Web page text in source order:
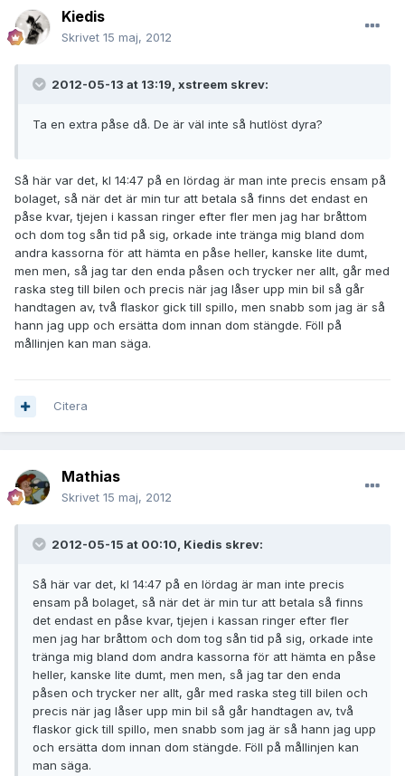
Kiedis
Skrivet 15 maj, 2012
2012-05-13 at 13:19, xstreem skrev:
Ta en extra påse då. De är väl inte så hutlöst dyra?
Så här var det, kl 14:47 på en lördag är man inte precis ensam på
bolaget, så när det är min tur att betala så finns det endast en
påse kvar, tjejen i kassan ringer efter fler men jag har bråttom
och dom tog sån tid på sig, orkade inte tränga mig bland dom
andra kassorna för att hämta en påse heller, kanske lite dumt,
men men, så jag tar den enda påsen och trycker ner allt, går med
raska steg till bilen och precis när jag låser upp min bil så går
handtagen av, två flaskor gick till spillo, men snabb som jag är så
hann jag upp och ersätta dom innan dom stängde. Föll på
mållinjen kan man säga.
Citera
Mathias
Skrivet 15 maj, 2012
2012-05-15 at 00:10, Kiedis skrev:
Så här var det, kl 14:47 på en lördag är man inte precis
ensam på bolaget, så när det är min tur att betala så finns
det endast en påse kvar, tjejen i kassan ringer efter fler
men jag har bråttom och dom tog sån tid på sig, orkade inte
tränga mig bland dom andra kassorna för att hämta en påse
heller, kanske lite dumt, men men, så jag tar den enda
påsen och trycker ner allt, går med raska steg till bilen och
precis när jag låser upp min bil så går handtagen av, två
flaskor gick till spillo, men snabb som jag är så hann jag upp
och ersätta dom innan dom stängde. Föll på mållinjen kan
man säga.